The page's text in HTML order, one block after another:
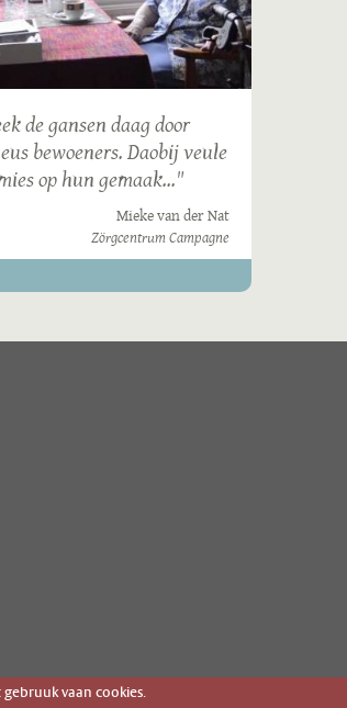
de gansen daag door
bewoeners. Daobij veule
op hun gemaak..."
Mieke van der Nat
Zörgcentrum Campagne
vaan cookies.